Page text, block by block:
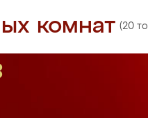
комнат (20